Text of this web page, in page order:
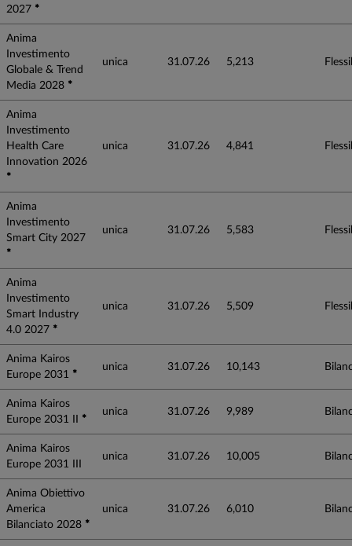
2027 *
Anima
Investimento
Globale & Trend
Media 2028 *
unica 31.07.26 5,213
Anima
Investimento
Health Care
Innovation 2026
*
unica 31.07.26 4,841
Anima
Investimento
Smart City 2027
*
unica 31.07.26 5,583
Anima
Investimento
Smart Industry
4.0 2027 *
unica 31.07.26 5,509
Anima Kairos
Europe 2031 *
unica 31.07.26 10,143
Anima Kairos
Europe 2031 II *
unica 31.07.26 9,989
Anima Kairos
Europe 2031 III
unica 31.07.26 10,005
Anima Obiettivo
America
Bilanciato 2028 *
unica 31.07.26 6,010